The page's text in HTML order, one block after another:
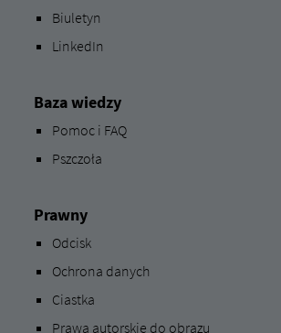
Biuletyn
LinkedIn
Baza wiedzy
Pomoc i FAQ
Pszczoła
Prawny
Odcisk
Ochrona danych
Ciastka
Prawa autorskie do obrazu